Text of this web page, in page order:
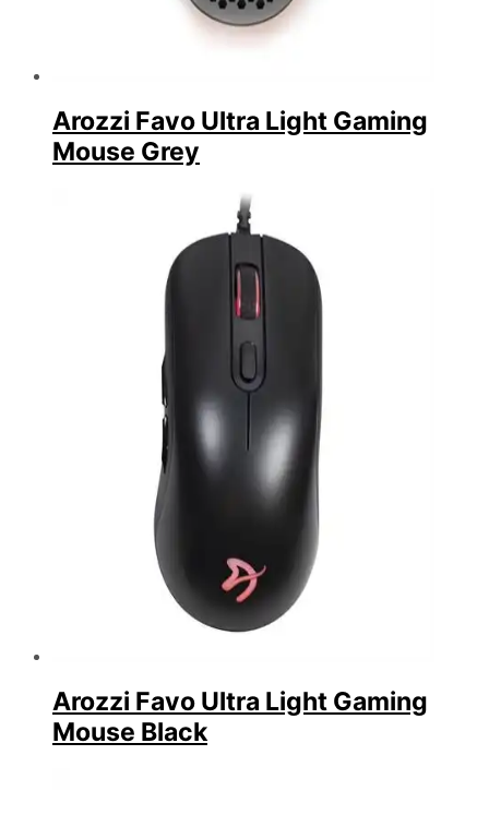
Arozzi Favo Ultra Light Gaming
Mouse Grey
Arozzi Favo Ultra Light Gaming
Mouse Black